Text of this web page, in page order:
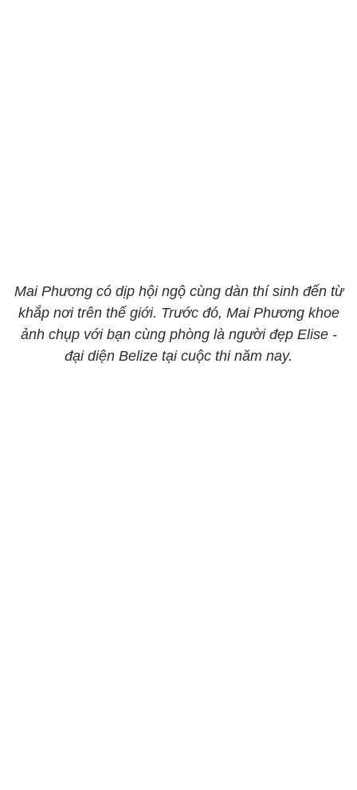
Mai Phương có dịp hội ngộ cùng dàn thí sinh đến từ
khắp nơi trên thế giới. Trước đó, Mai Phương khoe
ảnh chụp với bạn cùng phòng là người đẹp Elise -
đại diện Belize tại cuộc thi năm nay.